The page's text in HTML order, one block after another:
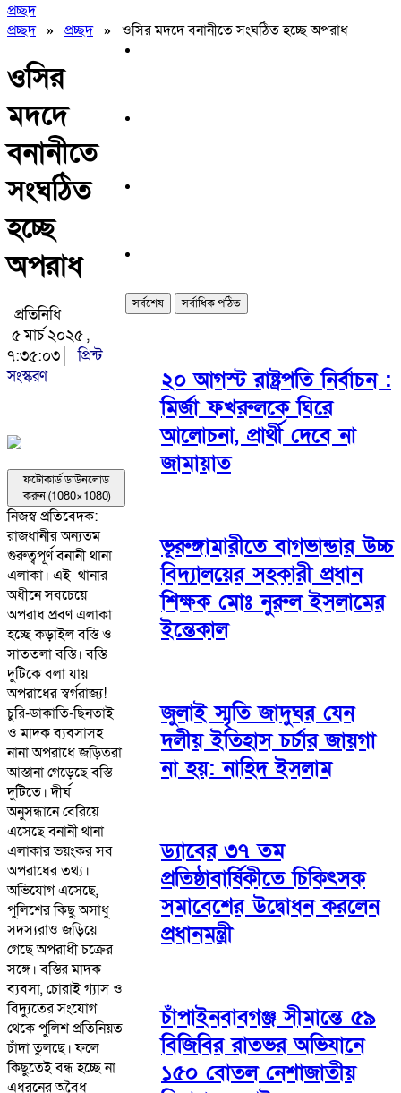
প্রচ্ছদ
প্রচ্ছদ» প্রচ্ছদ» ওসির মদদে বনানীতে সংঘঠিত হচ্ছে অপরাধ
ওসির
মদদে
বনানীতে
সংঘঠিত
হচ্ছে
অপরাধ
প্রতিনিধি
৫ মার্চ ২০২৫ ,
৭:৩৫:০৩
প্রিন্ট
সংস্করণ
ফটোকার্ড ডাউনলোড
করুন (1080×1080)
নিজস্ব প্রতিবেদক:
রাজধানীর অন্যতম
গুরুত্বপূর্ণ বনানী থানা
এলাকা। এই থানার
অধীনে সবচেয়ে
অপরাধ প্রবণ এলাকা
হচ্ছে কড়াইল বস্তি ও
সাততলা বস্তি। বস্তি
দুটিকে বলা যায়
অপরাধের স্বর্গরাজ্য!
চুরি-ডাকাতি-ছিনতাই
ও মাদক ব্যবসাসহ
নানা অপরাধে জড়িতরা
আস্তানা গেড়েছে বস্তি
দুটিতে। দীর্ঘ
অনুসন্ধানে বেরিয়ে
এসেছে বনানী থানা
এলাকার ভয়ংকর সব
অপরাধের তথ্য।
অভিযোগ এসেছে,
পুলিশের কিছু অসাধু
সদস্যরাও জড়িয়ে
গেছে অপরাধী চক্রের
সঙ্গে। বস্তির মাদক
ব্যবসা, চোরাই গ্যাস ও
বিদ্যুতের সংযোগ
থেকে পুলিশ প্রতিনিয়ত
চাঁদা তুলছে। ফলে
কিছুতেই বন্ধ হচ্ছে না
এধরনের অবৈধ
সর্বশেষ সর্বাধিক পঠিত
২০ আগস্ট রাষ্ট্রপতি নির্বাচন :
মির্জা ফখরুলকে ঘিরে
আলোচনা, প্রার্থী দেবে না
জামায়াত
ভূরুঙ্গামারীতে বাগভান্ডার উচ্চ
বিদ্যালয়ের সহকারী প্রধান
শিক্ষক মোঃ নুরুল ইসলামের
ইন্তেকাল
জুলাই স্মৃতি জাদুঘর যেন
দলীয় ইতিহাস চর্চার জায়গা
না হয়: নাহিদ ইসলাম
ড্যাবের ৩৭ তম
প্রতিষ্ঠাবার্ষিকীতে চিকিৎসক
সমাবেশের উদ্বোধন করলেন
প্রধানমন্ত্রী
চাঁপাইনবাবগঞ্জ সীমান্তে ৫৯
বিজিবির রাতভর অভিযানে
১৫০ বোতল নেশাজাতীয়